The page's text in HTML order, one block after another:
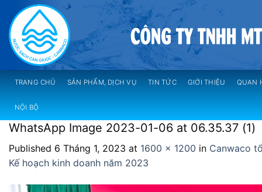
content
TRANG CHỦ SẢN PHẨM, DỊCH VỤ TIN TỨC GIỚI THIỆU QUAN
NỘI BỘ
WhatsApp Image 2023-01-06 at 06.35.37 (1)
Published 6 Tháng 1, 2023 at 1600 × 1200 in Canwaco
Kế hoạch kinh doanh năm 2023